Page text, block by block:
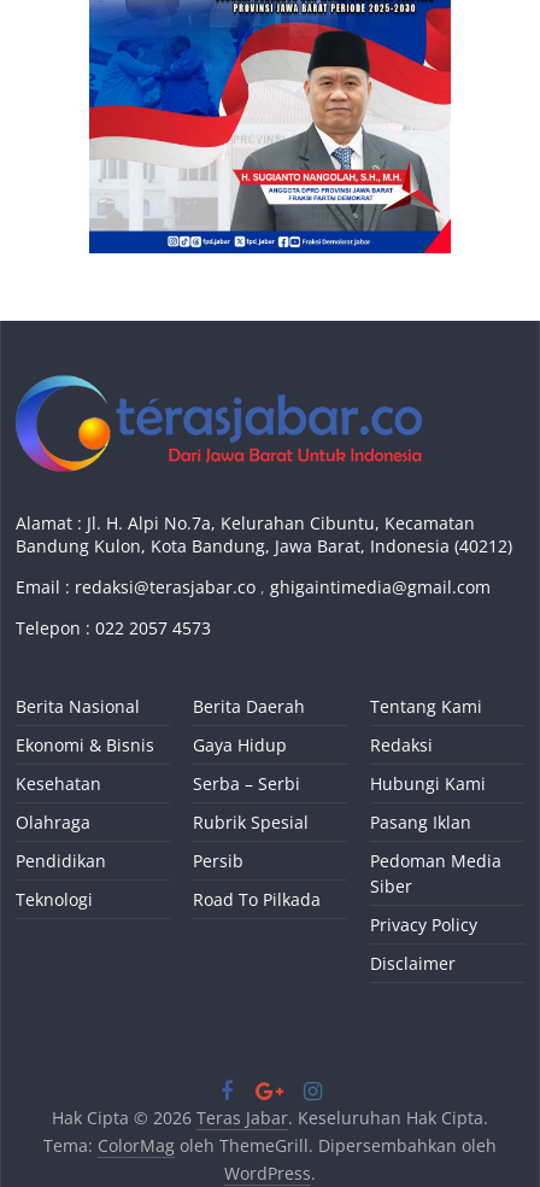
Alamat : Jl. H. Alpi No.7a, Kelurahan Cibuntu, Kecamatan
Bandung Kulon, Kota Bandung, Jawa Barat, Indonesia (40212)
Email : redaksi@terasjabar.co ,ghigaintimedia@gmail.com
Telepon : 022 2057 4573
Berita Nasional
Ekonomi & Bisnis
Kesehatan
Olahraga
Pendidikan
Teknologi
Berita Daerah
Gaya Hidup
Serba – Serbi
Rubrik Spesial
Persib
Road To Pilkada
Tentang Kami
Redaksi
Hubungi Kami
Pasang Iklan
Pedoman Media
Siber
Privacy Policy
Disclaimer
Hak Cipta © 2026 Teras Jabar. Keseluruhan Hak Cipta.
Tema: ColorMagoleh ThemeGrill. Dipersembahkan oleh
WordPress.